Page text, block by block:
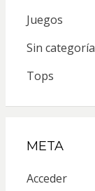
Juegos
Sin categoría
Tops
META
Acceder